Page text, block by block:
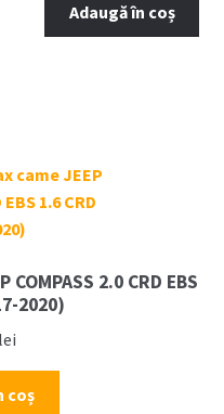
Adaugă în coș
2.0 CRD EBS
2020)
lei
coș